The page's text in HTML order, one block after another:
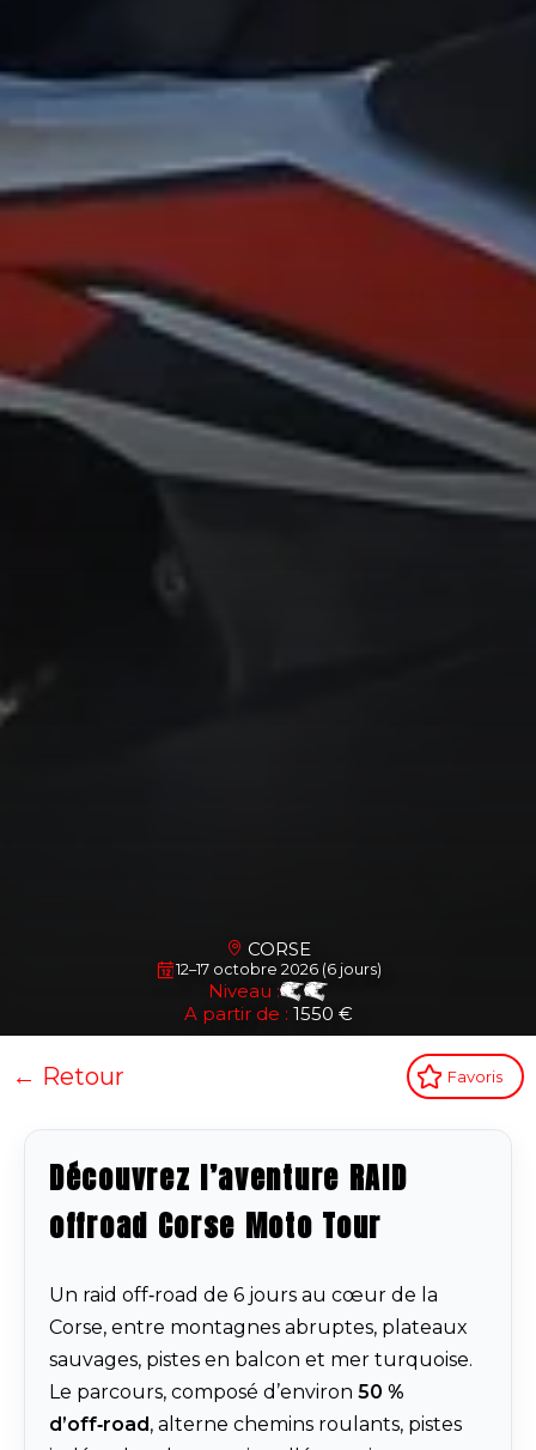
CORSE
12–17 octobre 2026 (6 jours)
Niveau :
A partir de : 1550 €
← Retour Favoris
Découvrez l’aventure RAID
offroad Corse Moto Tour
Un raid off‑road de 6 jours au cœur de la
Corse, entre montagnes abruptes, plateaux
sauvages, pistes en balcon et mer turquoise.
Le parcours, composé d’environ 50 %
d’off‑road, alterne chemins roulants, pistes